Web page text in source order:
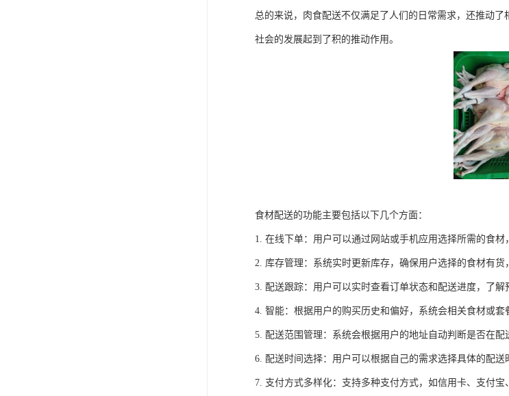
总的来说，肉食配送不仅满足了人们的日常需求，还推动
社会的发展起到了积的推动作用。
食材配送的功能主要包括以下几个方面：
1. 在线下单：用户可以通过网站或手机应用选择所需的食材
2. 库存管理：系统实时更新库存，确保用户选择的食材有货
3. 配送跟踪：用户可以实时查看订单状态和配送进度，了解
4. 智能：根据用户的购买历史和偏好，系统会相关食材或套
5. 配送范围管理：系统会根据用户的地址自动判断是否在配
6. 配送时间选择：用户可以根据自己的需求选择具体的配送
7. 支付方式多样化：支持多种支付方式，如信用卡、支付宝